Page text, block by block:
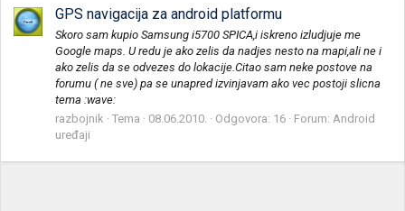
GPS navigacija za android platformu
Skoro sam kupio Samsung i5700 SPICA,i iskreno izludjuje me
Google maps. U redu je ako zelis da nadjes nesto na mapi,ali ne i
ako zelis da se odvezes do lokacije.Citao sam neke postove na
forumu ( ne sve) pa se unapred izvinjavam ako vec postoji slicna
tema :wave:
razbojnik
Tema 08.06.2010. Odgovora: 16 Forum: Android
uređaji